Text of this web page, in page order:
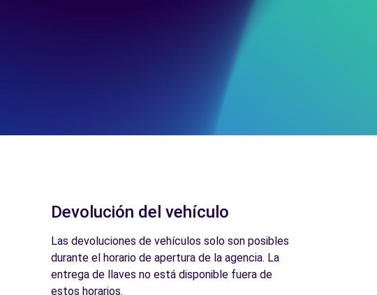
Devolución del vehículo
Las devoluciones de vehículos solo son posibles
durante el horario de apertura de la agencia. La
entrega de llaves no está disponible fuera de
estos horarios.